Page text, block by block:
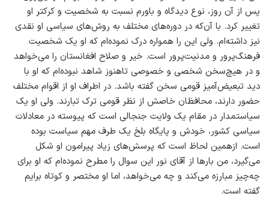
پس از آن روز، نوع دیدگاه‌ و باورم نسبت به شخصیت و کرکتر او
تغییر کرد. با آن‌که در دوره‌های مختلف به روش‌های سیاسی او نقدی
نیز داشته‌ام. ولی این را همواره درک نموده‌ام که او یک شخصیت
فرهنگ‌پرور و مدنیت‌پرور است. خیر و صلاح افغانستان را می‌خواهد
و در هیچ‌سخن شخصی و خصوصی تاهنوز شاهد نبوده‌ام که او با
دید تبعیض‌آمیز قومی سخن گفته باشد. در اطراف او از اقوام مختلف
حضور دارند، محافظان خاصش از نظر قومی ترک تبارند. ولی او یک
سیاستمدار در مقام یک ولایت جنجالی است که پیوسته در معادلات
سیاسی کشور، خودش و پایگاه بلخ یک طرف مهم سیاست بوده
است. ازهمین لحاظ است که پرسش‌های زیاد پیرامون او شکل
می‌گیرد، من بارها از آقای نور این سوال را مطرح نموده‌ام که او برای
چه‌چیز مبارزه می‌کند و چه می‌خواهد، اما او مختصر و کوتاه برایم
گفته است.